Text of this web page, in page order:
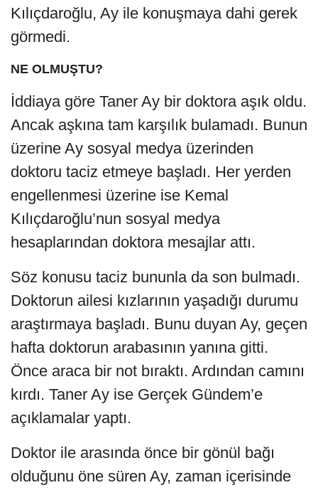
Kılıçdaroğlu, Ay ile konuşmaya dahi gerek
görmedi.
NE OLMUŞTU?
İddiaya göre Taner Ay bir doktora aşık oldu.
Ancak aşkına tam karşılık bulamadı. Bunun
üzerine Ay sosyal medya üzerinden
doktoru taciz etmeye başladı. Her yerden
engellenmesi üzerine ise Kemal
Kılıçdaroğlu’nun sosyal medya
hesaplarından doktora mesajlar attı.
Söz konusu taciz bununla da son bulmadı.
Doktorun ailesi kızlarının yaşadığı durumu
araştırmaya başladı. Bunu duyan Ay, geçen
hafta doktorun arabasının yanına gitti.
Önce araca bir not bıraktı. Ardından camını
kırdı. Taner Ay ise Gerçek Gündem’e
açıklamalar yaptı.
Doktor ile arasında önce bir gönül bağı
olduğunu öne süren Ay, zaman içerisinde